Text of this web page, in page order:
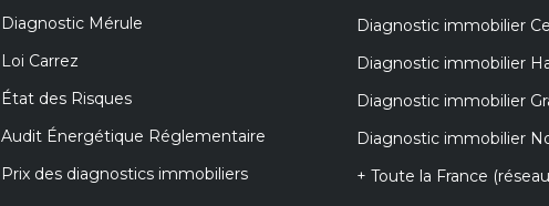
Diagnostic Mérule
Loi Carrez
État des Risques
Audit Énergétique Réglementaire
Prix des diagnostics immobiliers
Diagnostic immobilier
Diagnostic immobilier
Diagnostic immobilier
Diagnostic immobilier
+ Toute la France